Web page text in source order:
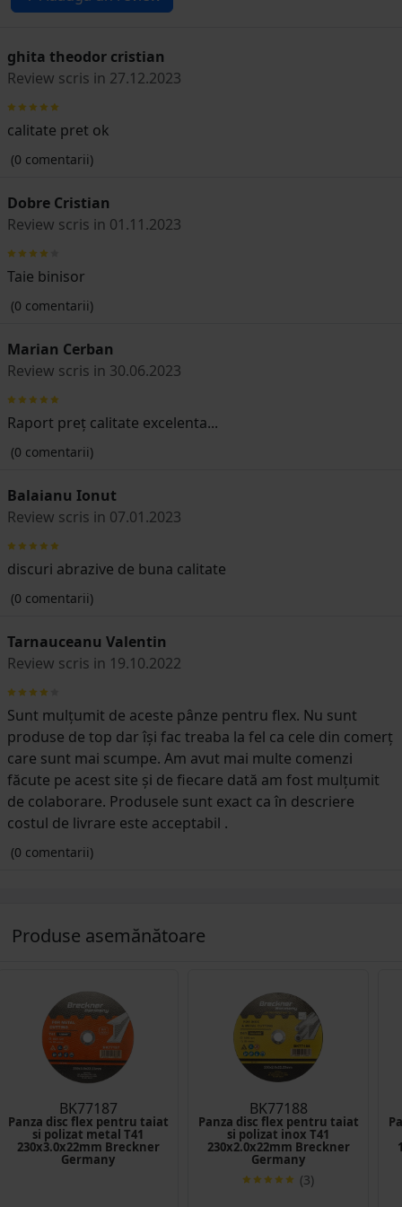
ghita theodor cristian
Review scris in 27.12.2023
calitate pret ok
(0 comentarii)
Dobre Cristian
Review scris in 01.11.2023
Taie binisor
(0 comentarii)
Marian Cerban
Review scris in 30.06.2023
Raport preț calitate excelenta...
(0 comentarii)
Balaianu Ionut
Review scris in 07.01.2023
discuri abrazive de buna calitate
(0 comentarii)
Tarnauceanu Valentin
Review scris in 19.10.2022
Sunt mulțumit de aceste pânze pentru flex. Nu sunt
produse de top dar își fac treaba la fel ca cele din comerț
care sunt mai scumpe. Am avut mai multe comenzi
făcute pe acest site și de fiecare dată am fost mulțumit
de colaborare. Produsele sunt exact ca în descriere
costul de livrare este acceptabil .
(0 comentarii)
Produse asemănătoare
BK77187
Panza disc flex pentru taiat
si polizat metal T41
230x3.0x22mm Breckner
Germany
BK77188
Panza disc flex pentru taiat
si polizat inox T41
230x2.0x22mm Breckner
Germany
(3)